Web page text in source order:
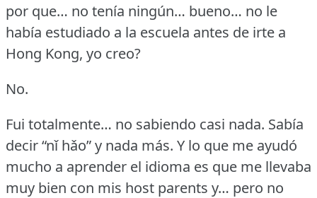
por que… no tenía ningún… bueno… no le
había estudiado a la escuela antes de irte a
Hong Kong, yo creo?
No.
Fui totalmente… no sabiendo casi nada. Sabía
decir “nǐ hǎo” y nada más. Y lo que me ayudó
mucho a aprender el idioma es que me llevaba
muy bien con mis host parents y… pero no